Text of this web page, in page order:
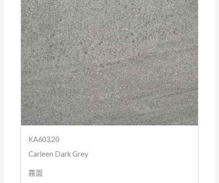
KA603.20
Carleen Dark Grey
霧面